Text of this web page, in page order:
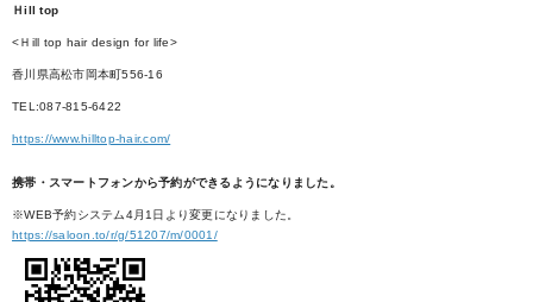
Ｈill top
<Ｈill top hair design for life>
香川県高松市岡本町556-16
TEL:087-815-6422
https://www.hilltop-hair.com/
携帯・スマートフォンから予約ができるようになりました。
※WEB予約システム4月1日より変更になりました。
https://saloon.to/r/g/51207/m/0001/